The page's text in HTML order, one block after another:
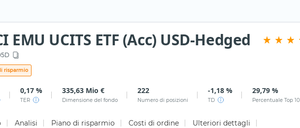
EMU UCITS ETF (Acc) USD-Hedged
risparmio
0,17 %
TER
335,63 Mio €
Dimensione del fondo
222
Numero di posizioni
-1,18 %
TD
29,79 %
Percentuale Top 10
Analisi Piano di risparmio Costi di ordine Ulteriori dettagli